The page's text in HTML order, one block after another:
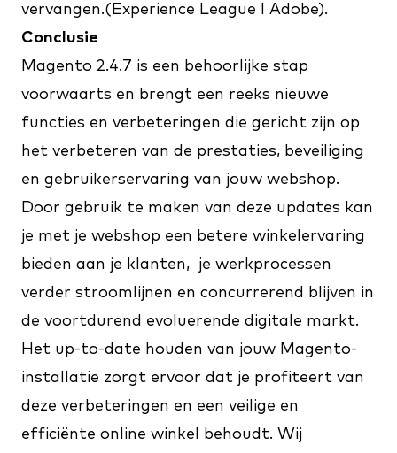
vervangen.( Experience League I Adobe)​.
Conclusie
Magento 2.4.7 is een behoorlijke stap
voorwaarts en brengt een reeks nieuwe
functies en verbeteringen die gericht zijn op
het verbeteren van de prestaties, beveiliging
en gebruikerservaring van jouw webshop.
Door gebruik te maken van deze updates kan
je met je webshop een betere winkelervaring
bieden aan je klanten, je werkprocessen
verder stroomlijnen en concurrerend blijven in
de voortdurend evoluerende digitale markt.
Het up-to-date houden van jouw Magento-
installatie zorgt ervoor dat je profiteert van
deze verbeteringen en een veilige en
efficiënte online winkel behoudt. Wij